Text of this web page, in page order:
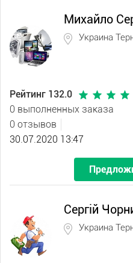
Михайло
Украина
Рейтинг 132.0
0 выполненных заказа
0 отзывов
30.07.2020 13:47
Сергій
Украина